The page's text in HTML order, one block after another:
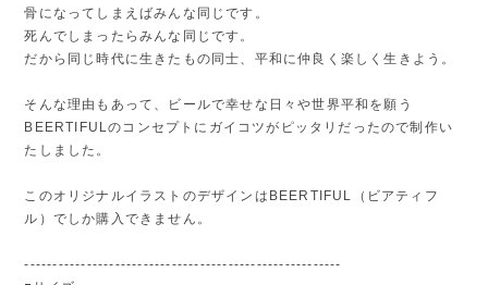
骨になってしまえばみんな同じです。
死んでしまったらみんな同じです。
だから同じ時代に生きたもの同士、平和に仲良く楽しく生きよう。
そんな理由もあって、ビールで幸せな日々や世界平和を願う
BEERTIFULのコンセプトにガイコツがピッタリだったので制作い
たしました。
このオリジナルイラストのデザインはBEERTIFUL（ビアティフ
ル）でしか購入できません。
--------------------------------------------------------